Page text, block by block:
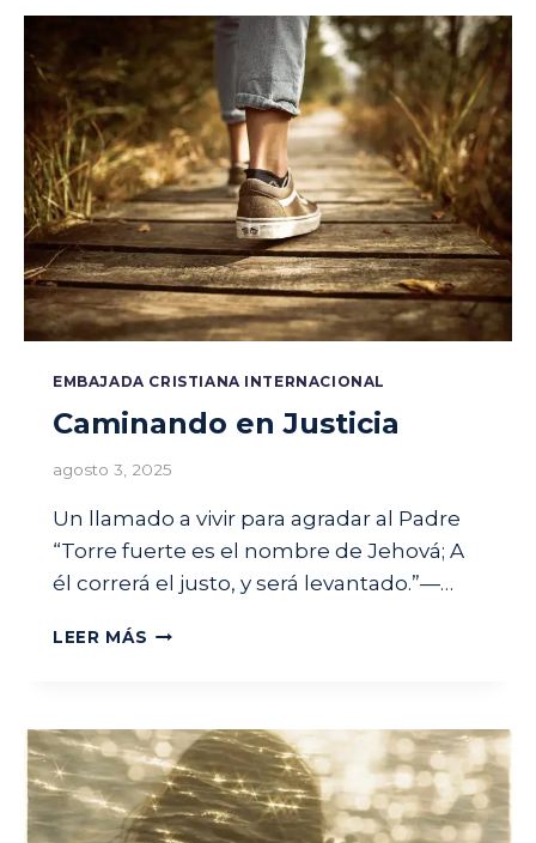
R
R
T
U
O
S
A
,
M
U
J
E
I
D
S
A
EMBAJADA CRISTIANA INTERNACIONAL
Caminando en Justicia
agosto 3, 2025
Un llamado a vivir para agradar al Padre
“Torre fuerte es el nombre de Jehová; A
él correrá el justo, y será levantado.”—…
LEER MÁS
N
A
N
D
O